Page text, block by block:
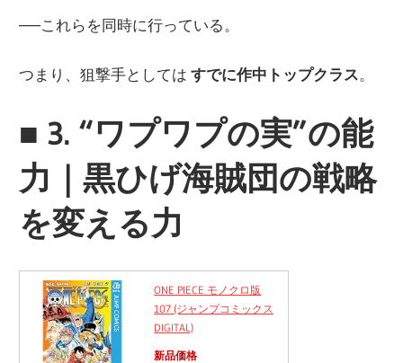
──これらを同時に行っている。
つまり、狙撃手としてはすでに作中トップクラス。
■ 3. “ワプワプの実”の能
力｜黒ひげ海賊団の戦略
を変える力
ONE PIECE モノクロ版
107 (ジャンプコミックス
DIGITAL)
新品価格